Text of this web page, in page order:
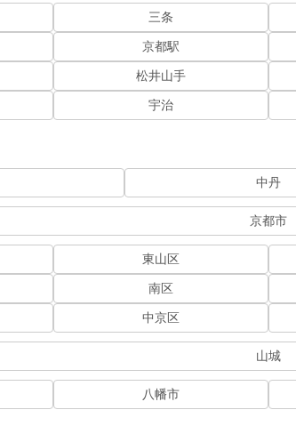
三条
京都駅
松井山手
宇治
中丹
京都市
東山区
南区
中京区
山城
八幡市